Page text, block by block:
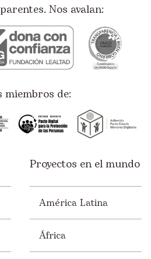
Nos avalan:
miembros de:
Proyectos en el mundo
América Latina
África